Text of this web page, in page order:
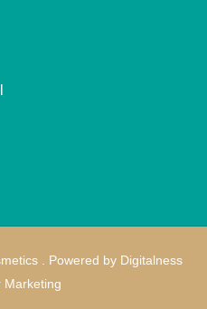
. Powered by Digitalness
Marketing